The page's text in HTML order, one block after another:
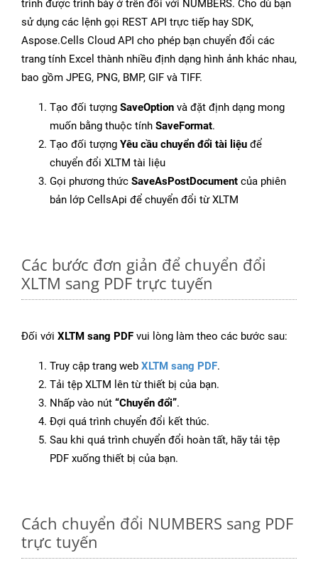
trình được trình bày ở trên đối với NUMBERS. Cho dù bạn
sử dụng các lệnh gọi REST API trực tiếp hay SDK,
Aspose.Cells Cloud API cho phép bạn chuyển đổi các
trang tính Excel thành nhiều định dạng hình ảnh khác nhau,
bao gồm JPEG, PNG, BMP, GIF và TIFF.
Tạo đối tượng SaveOption và đặt định dạng mong
muốn bằng thuộc tính SaveFormat.
Tạo đối tượng Yêu cầu chuyển đổi tài liệu để
chuyển đổi XLTM tài liệu
Gọi phương thức SaveAsPostDocument của phiên
bản lớp CellsApi để chuyển đổi từ XLTM
Các bước đơn giản để chuyển đổi
XLTM sang PDF trực tuyến
Đối với XLTM sang PDF vui lòng làm theo các bước sau:
Truy cập trang web XLTM sang PDF.
Tải tệp XLTM lên từ thiết bị của bạn.
Nhấp vào nút “Chuyển đổi”.
Đợi quá trình chuyển đổi kết thúc.
Sau khi quá trình chuyển đổi hoàn tất, hãy tải tệp
PDF xuống thiết bị của bạn.
Cách chuyển đổi NUMBERS sang PDF
trực tuyến